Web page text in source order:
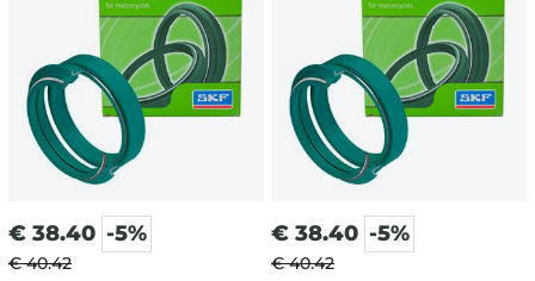
€ 38.40 -5%
€ 40.42
€ 38.40 -5%
€ 40.42